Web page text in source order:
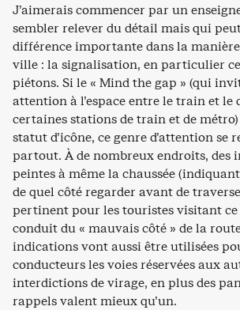
J’aimerais commencer par un
sembler relever du détail mais qui
différence importante dans la
ville : la signalisation, en particulier
piétons. Si le « Mind the gap » (qui
attention à l’espace entre le train et le
certaines stations de train et de métro)
statut d’icône, ce genre d’attention se
partout. À de nombreux endroits, des
peintes à même la chaussée
de quel côté regarder avant de
pertinent pour les touristes visitant ce
conduit du « mauvais côté » de la
indications vont aussi être utilisées
conducteurs les voies réservées aux
interdictions de virage, en plus des
rappels valent mieux qu’un.